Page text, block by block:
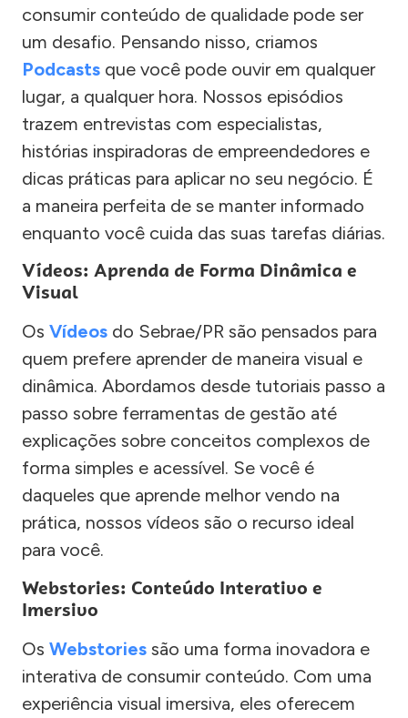
consumir conteúdo de qualidade pode ser
um desafio. Pensando nisso, criamos
Podcasts que você pode ouvir em qualquer
lugar, a qualquer hora. Nossos episódios
trazem entrevistas com especialistas,
histórias inspiradoras de empreendedores e
dicas práticas para aplicar no seu negócio. É
a maneira perfeita de se manter informado
enquanto você cuida das suas tarefas diárias.
Vídeos: Aprenda de Forma Dinâmica e
Visual
Os Vídeos do Sebrae/PR são pensados para
quem prefere aprender de maneira visual e
dinâmica. Abordamos desde tutoriais passo a
passo sobre ferramentas de gestão até
explicações sobre conceitos complexos de
forma simples e acessível. Se você é
daqueles que aprende melhor vendo na
prática, nossos vídeos são o recurso ideal
para você.
Webstories: Conteúdo Interativo e
Imersivo
Os Webstories são uma forma inovadora e
interativa de consumir conteúdo. Com uma
experiência visual imersiva, eles oferecem